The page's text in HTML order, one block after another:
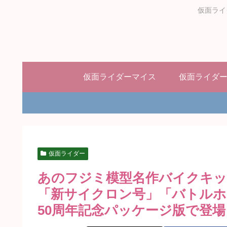
仮面ラ
仮面ライダーマイス 仮面ライダ
仮面ライダー
あのフジミ模型名作バイクキ
「新サイクロン号」「バトル
50周年記念パッケージ版で登場